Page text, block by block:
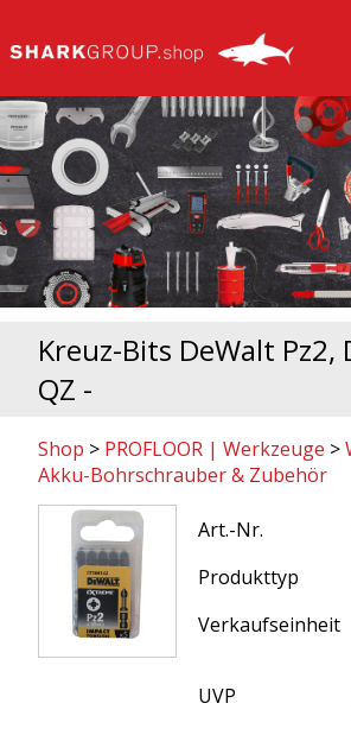
Kreuz-Bits DeWalt Pz2,
QZ -
Shop > PROFLOOR | Werkzeuge >
Akku-Bohrschrauber & Zubehör
Art.-Nr.
Produkttyp
Verkaufseinheit
UVP